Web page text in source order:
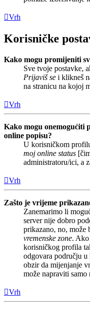
Vrh
Korisničke
Kako mogu promijeniti
Sve tvoje postavke,
Prijaviš se i klikneš
na stranicu na kojoj
Vrh
Kako mogu onemogućiti
online popisu?
U korisničkom
moj online status
administratoru/ici, a
Vrh
Zašto je vrijeme
Zanemarimo li
server nije dobro
prikazano, no, može
vremenske zone. Ako
korisničkog profila
odgovara području u
obzir da mijenjanje
može napraviti
Vrh